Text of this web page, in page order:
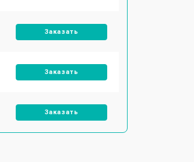
Заказать
Заказать
Заказать